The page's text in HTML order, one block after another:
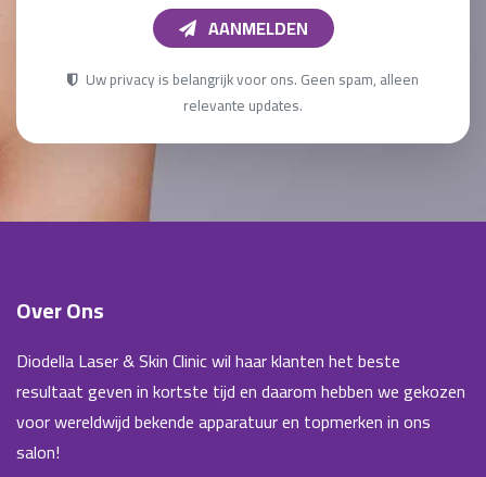
AANMELDEN
Uw privacy is belangrijk voor ons. Geen spam, alleen
relevante updates.
Over Ons
Diodella Laser & Skin Clinic wil haar klanten het beste
resultaat geven in kortste tijd en daarom hebben we gekozen
voor wereldwijd bekende apparatuur en topmerken in ons
salon!